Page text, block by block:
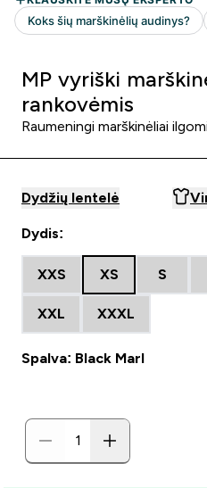
MP vyriški
rankovėmis
Raumeningi marškinėliai
Dydžių lentelė
Dydis:
XXS XS S
XXL XXXL
Spalva: Black Marl